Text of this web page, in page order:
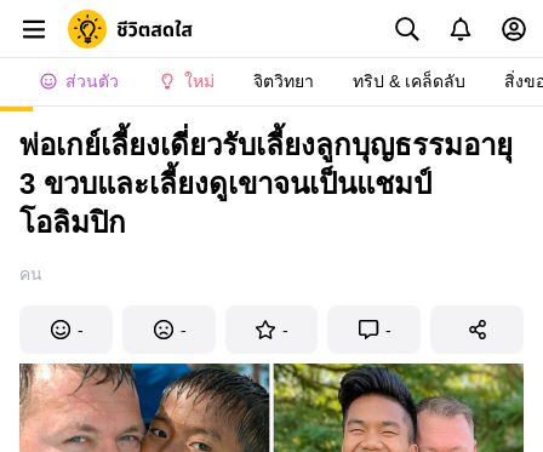
ส่วนตัว ใหม่ จิตวิทยา ทริป & เคล็ดลับ สิ่งข
พ่อเกย์เลี้ยงเดี่ยวรับเลี้ยงลูกบุญธรรมอายุ
3 ขวบและเลี้ยงดูเขาจนเป็นแชมป์
โอลิมปิก
คน
- - - -